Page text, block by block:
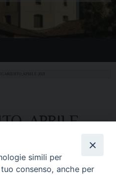
simili per
consenso, anche per